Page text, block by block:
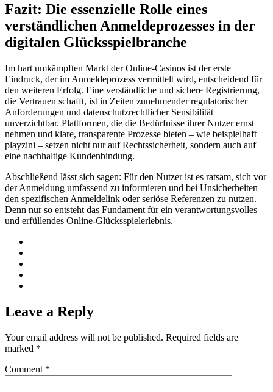
Fazit: Die essenzielle Rolle eines
verständlichen Anmeldeprozesses in der
digitalen Glücksspielbranche
Im hart umkämpften Markt der Online-Casinos ist der erste
Eindruck, der im Anmeldeprozess vermittelt wird, entscheidend für
den weiteren Erfolg. Eine verständliche und sichere Registrierung,
die Vertrauen schafft, ist in Zeiten zunehmender regulatorischer
Anforderungen und datenschutzrechtlicher Sensibilität
unverzichtbar. Plattformen, die die Bedürfnisse ihrer Nutzer ernst
nehmen und klare, transparente Prozesse bieten – wie beispielhaft
playzini – setzen nicht nur auf Rechtssicherheit, sondern auch auf
eine nachhaltige Kundenbindung.
Abschließend lässt sich sagen: Für den Nutzer ist es ratsam, sich vor
der Anmeldung umfassend zu informieren und bei Unsicherheiten
den spezifischen Anmeldelink oder seriöse Referenzen zu nutzen.
Denn nur so entsteht das Fundament für ein verantwortungsvolles
und erfüllendes Online-Glücksspielerlebnis.
Leave a Reply
Your email address will not be published. Required fields are
marked *
Comment *